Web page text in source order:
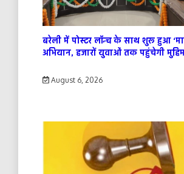
बरेली में पोस्टर लॉन्च के साथ शुरू हुआ
अभियान, हजारों युवाओं तक पहुंचेगी
August 6, 2026